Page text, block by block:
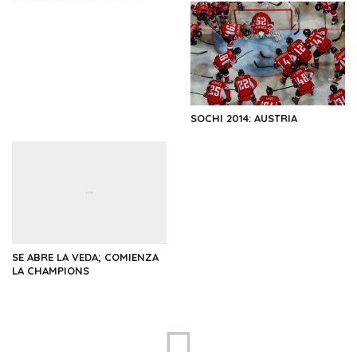
SOCHI 2014: AUSTRIA
SE ABRE LA VEDA; COMIENZA
LA CHAMPIONS